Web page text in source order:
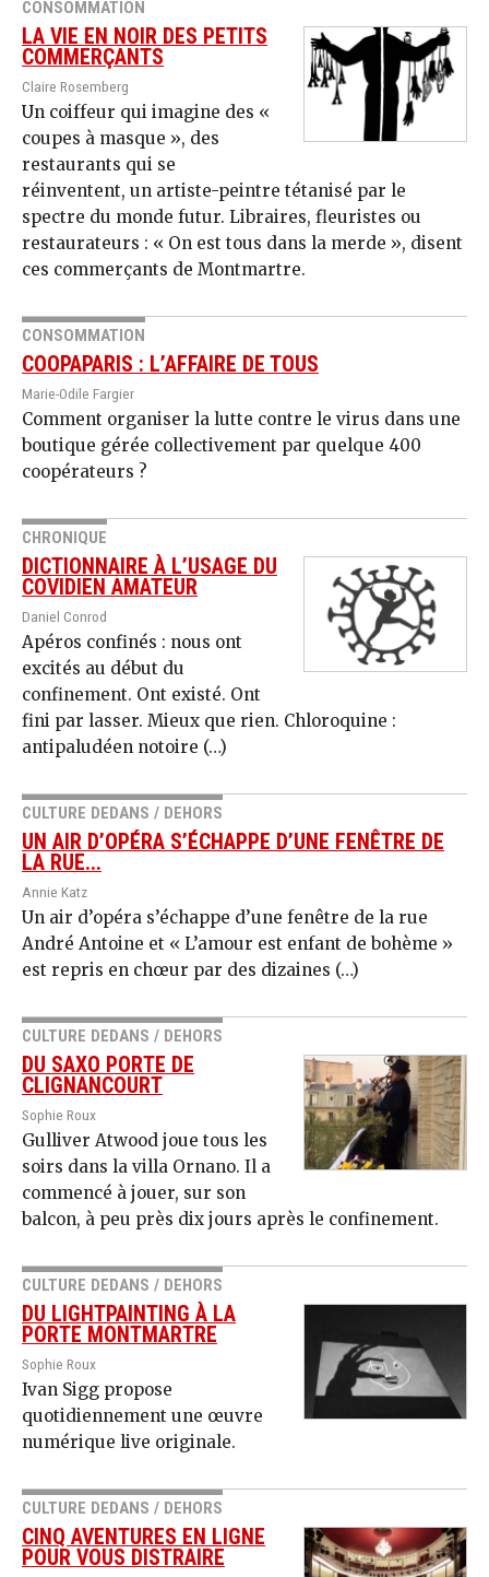
CONSOMMATION
LA VIE EN NOIR DES PETITS
COMMERÇANTS
Claire Rosemberg
Un coiffeur qui imagine des «
coupes à masque », des
restaurants qui se
réinventent, un artiste-peintre tétanisé par le
spectre du monde futur. Libraires, fleuristes ou
restaurateurs : « On est tous dans la merde », disent
ces commerçants de Montmartre.
CONSOMMATION
COOPAPARIS : L’AFFAIRE DE TOUS
Marie-Odile Fargier
Comment organiser la lutte contre le virus dans une
boutique gérée collectivement par quelque 400
coopérateurs ?
CHRONIQUE
DICTIONNAIRE À L’USAGE DU
COVIDIEN AMATEUR
Daniel Conrod
Apéros confinés : nous ont
excités au début du
confinement. Ont existé. Ont
fini par lasser. Mieux que rien. Chloroquine :
antipaludéen notoire (…)
CULTURE DEDANS / DEHORS
UN AIR D’OPÉRA S’ÉCHAPPE D’UNE FENÊTRE DE
LA RUE...
Annie Katz
Un air d’opéra s’échappe d’une fenêtre de la rue
André Antoine et « L’amour est enfant de bohème »
est repris en chœur par des dizaines (…)
CULTURE DEDANS / DEHORS
DU SAXO PORTE DE
CLIGNANCOURT
Sophie Roux
Gulliver Atwood joue tous les
soirs dans la villa Ornano. Il a
commencé à jouer, sur son
balcon, à peu près dix jours après le confinement.
CULTURE DEDANS / DEHORS
DU LIGHTPAINTING À LA
PORTE MONTMARTRE
Sophie Roux
Ivan Sigg propose
quotidiennement une œuvre
numérique live originale.
CULTURE DEDANS / DEHORS
CINQ AVENTURES EN LIGNE
POUR VOUS DISTRAIRE